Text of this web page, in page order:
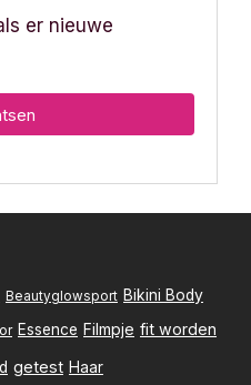
er nieuwe
Beautyglowsport Bikini Body
Essence Filmpje fit worden
getest Haar